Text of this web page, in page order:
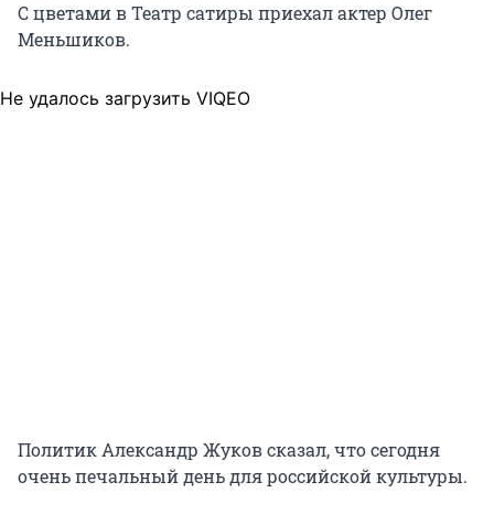
С цветами в Театр сатиры приехал актер Олег
Меньшиков.
Не удалось загрузить VIQEO
Политик Александр Жуков сказал, что сегодня
очень печальный день для российской культуры.